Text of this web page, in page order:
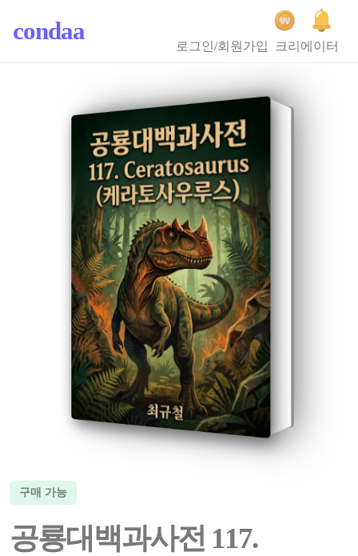
condaa
로그인/회원가입 크리에이터
구매 가능
공룡대백과사전 117.